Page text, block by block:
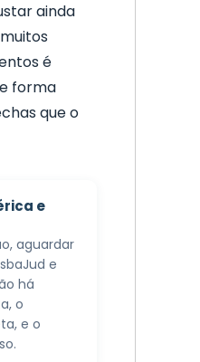
ainda
é
forma
que o
e
aguardar
e
há
o
e o